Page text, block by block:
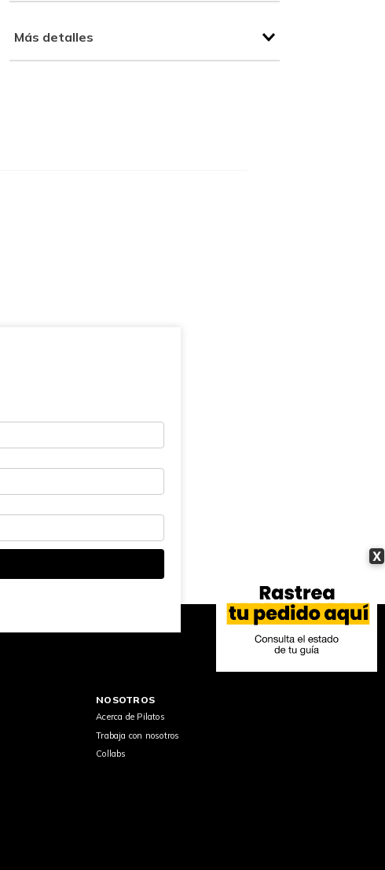
X
Más detalles
NOSOTROS
Acerca de Pilatos
Trabaja con nosotros
Collabs